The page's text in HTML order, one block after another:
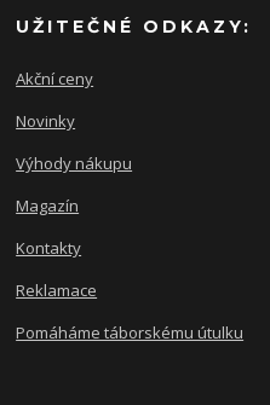
UŽITEČNÉ ODKAZY:
Akční ceny
Novinky
Výhody nákupu
Magazín
Kontakty
Reklamace
Pomáháme táborskému útulku